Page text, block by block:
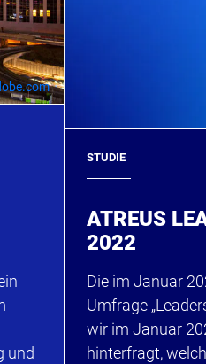
und
STUDIE
ATREUS
2022
Die im Januar
Umfrage
wir im Januar
hinterfragt,